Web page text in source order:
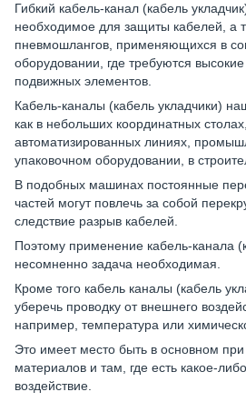
Гибкий кабель-канал (кабель
необходимое для защиты кабелей, а
пневмошлангов, применяющихся в
оборудовании, где требуются
подвижных элементов.
Кабель-каналы (кабель укладчики)
как в небольших координатных
автоматизированных линиях,
упаковочном оборудовании, в
В подобных машинах постоянные
частей могут повлечь за собой
следствие разрыв кабелей.
Поэтому применение кабель-канала
несомненно задача необходимая.
Кроме того кабель каналы (кабель
уберечь проводку от внешнего
например, температура или
Это имеет место быть в основном при
материалов и там, где есть какое-
воздействие.